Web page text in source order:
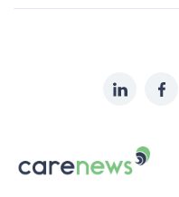
sur:
LinkedIn
Carenews,
Le